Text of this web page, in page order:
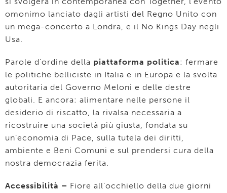
omonimo lanciato dagli artisti del Regno Unito con
un mega-concerto a Londra, e il No Kings Day negli
Usa.
Parole d’ordine della piattaforma politica: fermare
le politiche belliciste in Italia e in Europa e la svolta
autoritaria del Governo Meloni e delle destre
globali. E ancora: alimentare nelle persone il
desiderio di riscatto, la rivalsa necessaria a
ricostruire una società più giusta, fondata su
un’economia di Pace, sulla tutela dei diritti,
ambiente e Beni Comuni e sul prendersi cura della
nostra democrazia ferita.
Accessibilità – Fiore all’occhiello della due giorni